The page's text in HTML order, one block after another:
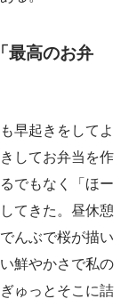
最高のお弁
早起きをしてよ
してお弁当を作
でもなく「ほー
てきた。昼休憩
んぶで桜が描い
鮮やかさで私の
ゅっとそこに詰